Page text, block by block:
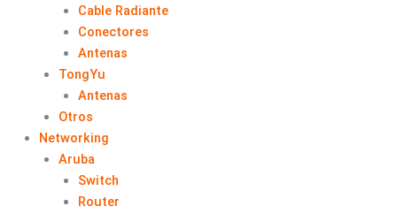
Cable Radiante
Conectores
Antenas
TongYu
Antenas
Otros
Networking
Aruba
Switch
Router